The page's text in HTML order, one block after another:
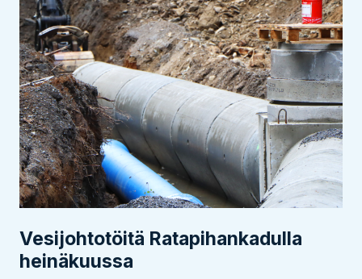
Vesijohtotöitä Ratapihankadulla
heinäkuussa